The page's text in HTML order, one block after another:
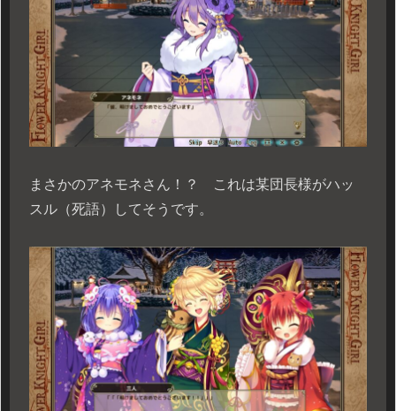
まさかのアネモネさん！？ これは某団長様がハッ
スル（死語）してそうです。